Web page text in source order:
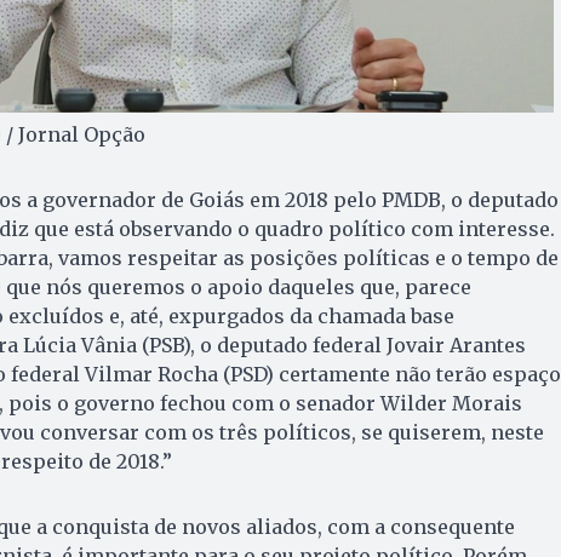
Jornal Opção
a governador de Goiás em 2018 pelo PMDB, o deputado
que está observando o quadro político com interesse.
vamos respeitar as posições políticas e o tempo de
que nós queremos o apoio daqueles que, parece
e, até, expurgados da chamada base
Lúcia Vânia (PSB), o deputado federal Jovair Arantes
federal Vilmar Rocha (PSD) certamente não terão espaço
o governo fechou com o senador Wilder Morais
vou conversar com os três políticos, se quiserem, neste
de 2018.”
a conquista de novos aliados, com a consequente